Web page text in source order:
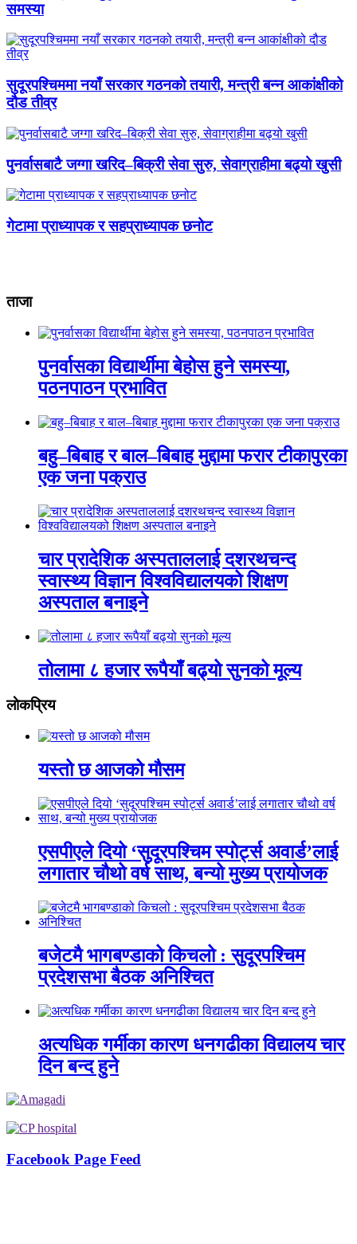
समस्या
सुदूरपश्चिममा नयाँ सरकार गठनको तयारी, मन्त्री बन्न आकांक्षीको
दौड तीव्र
पुनर्वासबाटै जग्गा खरिद–बिक्री सेवा सुरु, सेवाग्राहीमा बढ्यो खुसी
गेटामा प्राध्यापक र सहप्राध्यापक छनोट
ताजा
पुनर्वासका विद्यार्थीमा बेहोस हुने समस्या,
पठनपाठन प्रभावित
बहु–बिबाह र बाल–बिबाह मुद्दामा फरार टीकापुरका
एक जना पक्राउ
चार प्रादेशिक अस्पताललाई दशरथचन्द
स्वास्थ्य विज्ञान विश्वविद्यालयको शिक्षण
अस्पताल बनाइने
तोलामा ८ हजार रूपैयाँ बढ्यो सुनको मूल्य
लाेकप्रिय
यस्तो छ आजको मौसम
एसपीएले दियो ‘सुदूरपश्चिम स्पोर्ट्स अवार्ड’लाई
लगातार चौथो वर्ष साथ, बन्यो मुख्य प्रायोजक
बजेटमै भागबण्डाको किचलो : सुदूरपश्चिम
प्रदेशसभा बैठक अनिश्चित
अत्यधिक गर्मीका कारण धनगढीका विद्यालय चार
दिन बन्द हुने
Facebook Page Feed